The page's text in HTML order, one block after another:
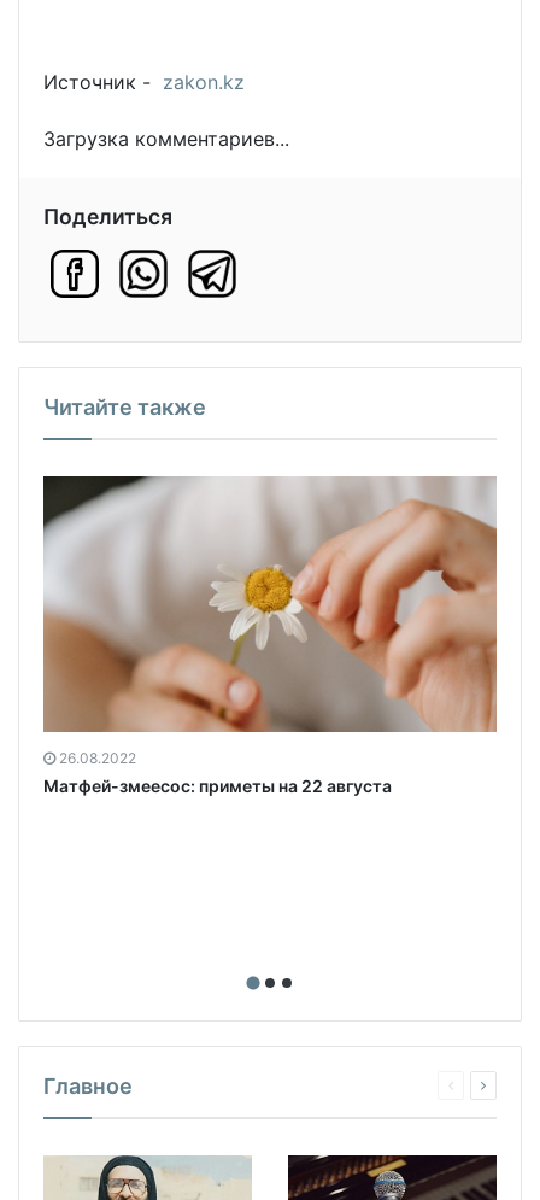
Источник - zakon.kz
Загрузка комментариев...
Поделиться
Читайте также
26.08.2022
Матфей-змеесос: приметы на 22 августа
Главное